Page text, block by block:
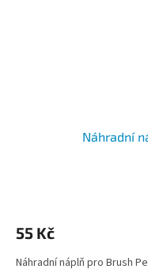
Náhradní
55 Kč
Náhradní náplň pro Brush